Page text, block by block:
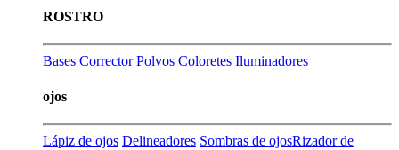
ROSTRO
Bases Corrector Polvos Coloretes Iluminadores
ojos
Lápiz de ojos Delineadores Sombras de ojosRizador de